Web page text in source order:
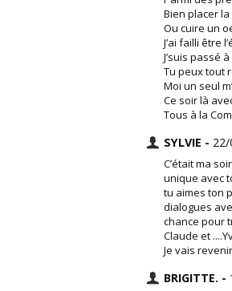
Bien placer la
Ou cuire un
J’ai failli être
J’suis passé
Tu peux tout
Moi un seul
Ce soir là
Tous à la
SYLVIE -
C’était ma
unique avec
tu aimes ton
dialogues
chance pour
Claude et
Je vais
BRIGITTE. -